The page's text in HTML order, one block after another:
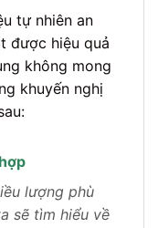
tự nhiên an
được hiệu quả
không mong
khuyến nghị
lượng phù
sẽ tìm hiểu về